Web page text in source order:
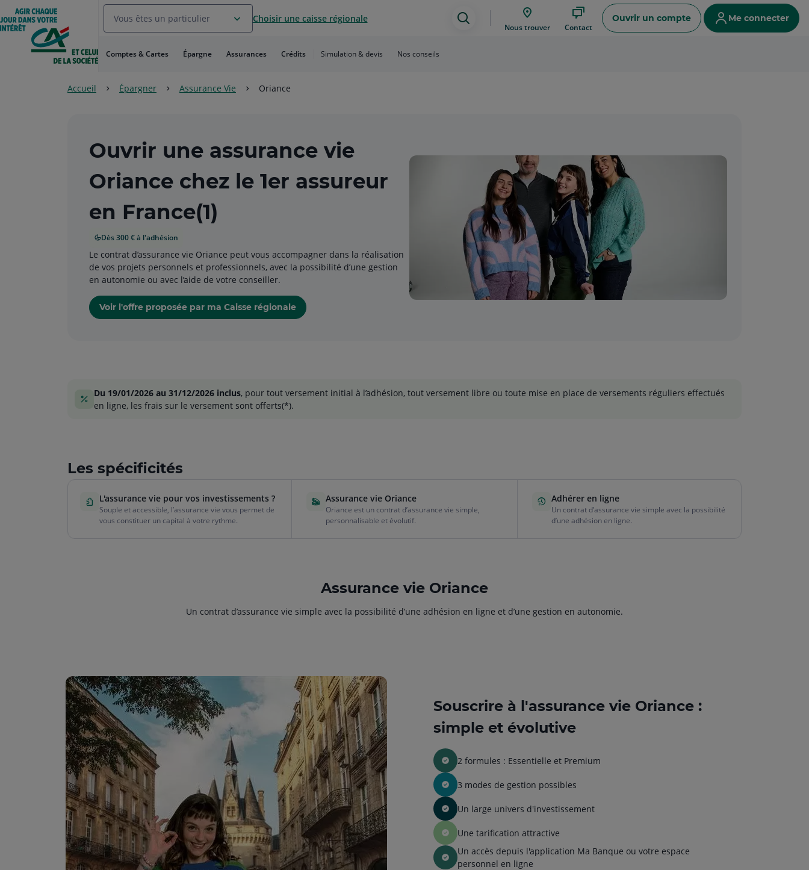
Aller
au
Menu
Aller au
Contenu
Vous êtes un particulier Choisir une caisse régionale
Assistance
Nous trouver Contact
Ouvrir un compte Me connecter
Comptes & Cartes Épargne Assurances Crédits Simulation & devis Nos conseils
Accueil Épargner Assurance Vie Oriance
Ouvrir une assurance vie
Oriance chez le 1er assureur
en France(1)
Dès 300 € à l'adhésion
Le contrat d’assurance vie Oriance peut vous accompagner dans la réalisation
de vos projets personnels et professionnels, avec la possibilité d’une gestion
en autonomie ou avec l’aide de votre conseiller.
Voir l'offre proposée par ma Caisse régionale
Du 19/01/2026 au 31/12/2026 inclus, pour tout versement initial à l’adhésion, tout versement libre ou toute mise en place de versements réguliers effectués
en ligne, les frais sur le versement sont offerts(*).
Les spécificités
L'assurance vie pour vos investissements ?
Souple et accessible, l’assurance vie vous permet de
vous constituer un capital à votre rythme.
Assurance vie Oriance
Oriance est un contrat d’assurance vie simple,
personnalisable et évolutif.
Adhérer en ligne
Un contrat d’assurance vie simple avec la possibilité
d’une adhésion en ligne.
Assurance vie Oriance
Un contrat d’assurance vie simple avec la possibilité d’une adhésion en ligne et d’une gestion en autonomie.
Souscrire à l'assurance vie Oriance :
simple et évolutive
2 formules : Essentielle et Premium
3 modes de gestion possibles
Un large univers d'investissement
Une tarification attractive
Un accès depuis l'application Ma Banque ou votre espace
personnel en ligne